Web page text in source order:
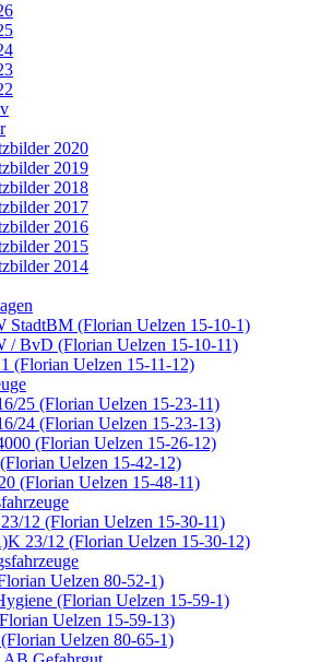
2020
2019
2018
2017
2016
2015
2014
StadtBM (Florian Uelzen 15-10-1)
/ BvD (Florian Uelzen 15-10-11)
(Florian Uelzen 15-11-12)
25 (Florian Uelzen 15-23-11)
24 (Florian Uelzen 15-23-13)
(Florian Uelzen 15-26-12)
Uelzen 15-42-12)
(Florian Uelzen 15-48-11)
12 (Florian Uelzen 15-30-11)
23/12 (Florian Uelzen 15-30-12)
Uelzen 80-52-1)
(Florian Uelzen 15-59-1)
Uelzen 15-59-13)
Uelzen 80-65-1)